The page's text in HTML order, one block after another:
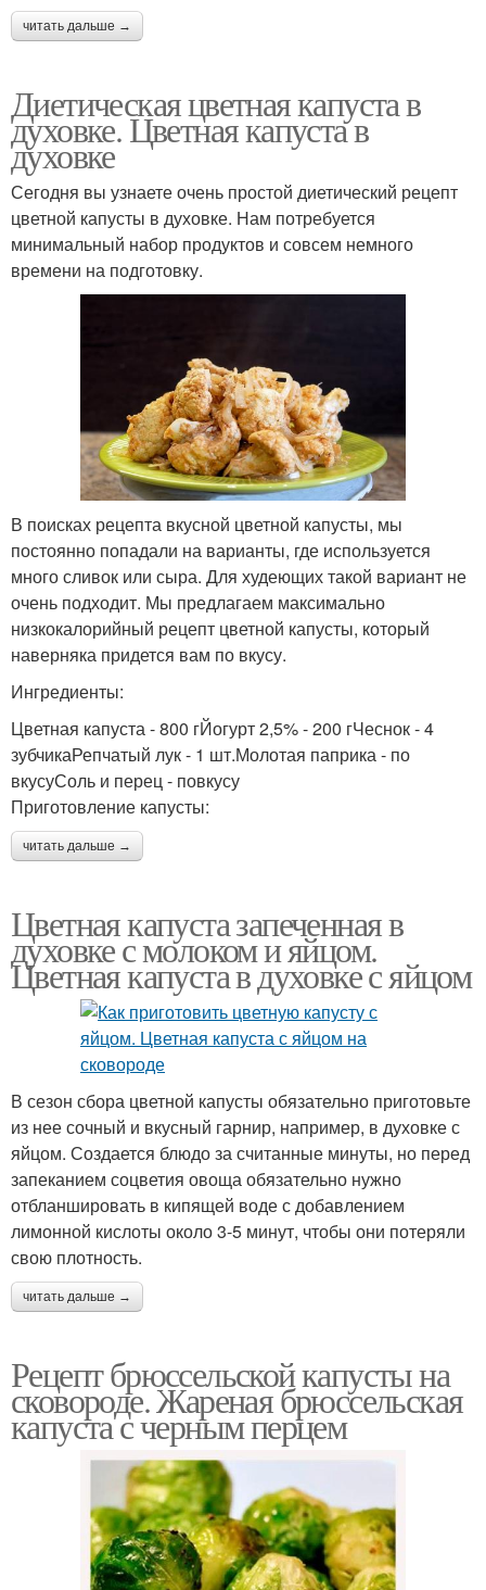
читать дальше →
Диетическая цветная капуста в
духовке. Цветная капуста в
духовке
Сегодня вы узнаете очень простой диетический рецепт
цветной капусты в духовке. Нам потребуется
минимальный набор продуктов и совсем немного
времени на подготовку.
В поисках рецепта вкусной цветной капусты, мы
постоянно попадали на варианты, где используется
много сливок или сыра. Для худеющих такой вариант не
очень подходит. Мы предлагаем максимально
низкокалорийный рецепт цветной капусты, который
наверняка придется вам по вкусу.
Ингредиенты:
Цветная капуста - 800 гЙогурт 2,5% - 200 гЧеснок - 4
зубчикаРепчатый лук - 1 шт.Молотая паприка - по
вкусуСоль и перец - повкусу
Приготовление капусты:
читать дальше →
Цветная капуста запеченная в
духовке с молоком и яйцом.
Цветная капуста в духовке с яйцом
В сезон сбора цветной капусты обязательно приготовьте
из нее сочный и вкусный гарнир, например, в духовке с
яйцом. Создается блюдо за считанные минуты, но перед
запеканием соцветия овоща обязательно нужно
отбланшировать в кипящей воде с добавлением
лимонной кислоты около 3-5 минут, чтобы они потеряли
свою плотность.
читать дальше →
Рецепт брюссельской капусты на
сковороде. Жареная брюссельская
капуста с черным перцем